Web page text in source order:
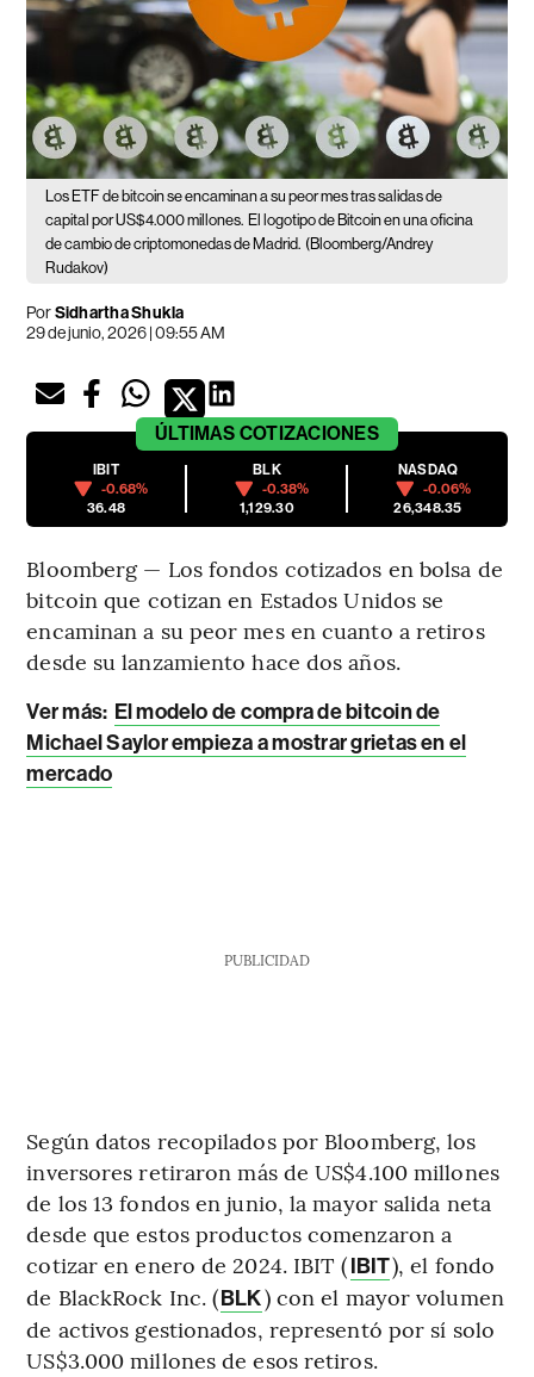
Los ETF de bitcoin se encaminan a su peor mes tras salidas de
capital por US$4.000 millones. El logotipo de Bitcoin en una oficina
de cambio de criptomonedas de Madrid. (Bloomberg/Andrey
Rudakov)
PorSidhartha Shukla
29 de junio, 2026 | 09:55 AM
ÚLTIMAS COTIZACIONES
IBIT
-0.68%
36.48
BLK
-0.38%
1,129.30
NASDAQ
-0.06%
26,348.35
Bloomberg — Los fondos cotizados en bolsa de
bitcoin que cotizan en Estados Unidos se
encaminan a su peor mes en cuanto a retiros
desde su lanzamiento hace dos años.
Ver más: El modelo de compra de bitcoin de
Michael Saylor empieza a mostrar grietas en el
mercado
PUBLICIDAD
Según datos recopilados por Bloomberg, los
inversores retiraron más de US$4.100 millones
de los 13 fondos en junio, la mayor salida neta
desde que estos productos comenzaron a
cotizar en enero de 2024. IBIT (IBIT), el fondo
de BlackRock Inc. (BLK) con el mayor volumen
de activos gestionados, representó por sí solo
US$3.000 millones de esos retiros.